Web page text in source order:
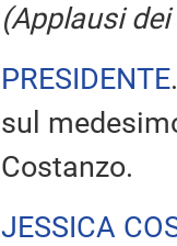
(Applausi
PRESIDENTE
sul
Costanzo.
JESSICA